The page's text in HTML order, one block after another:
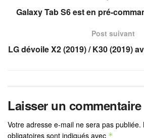
Galaxy Tab S6 est en pré-
Post suivant
LG dévoile X2 (2019) / K30 (2019)
Laisser un commentaire
Votre adresse e-mail ne sera pas publiée.
obligatoires sont indiqués avec *